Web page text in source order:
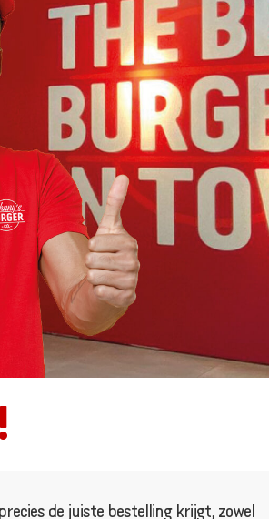
de juiste bestelling krijgt, zowel